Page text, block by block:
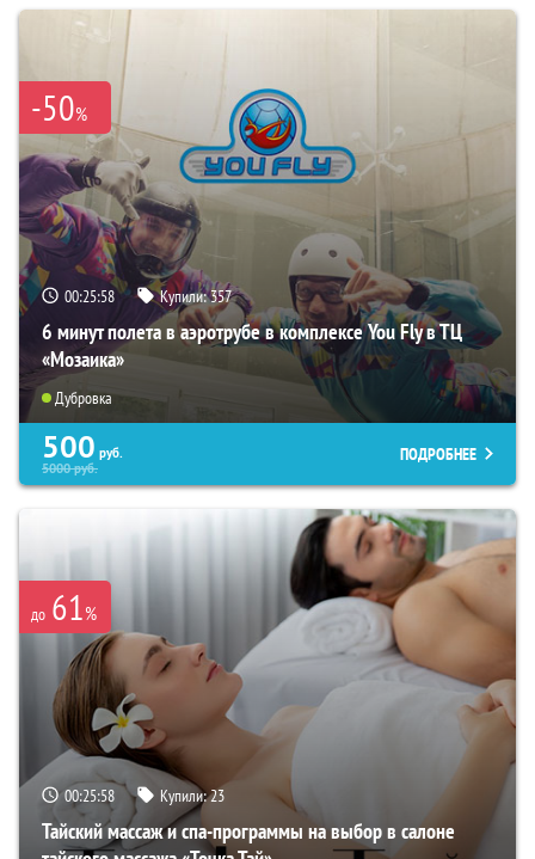
-50%
00:25:57 Купили:357
6 минут полета в аэротрубе в комплексе You Fly в ТЦ
«Мозаика»
Дубровка
500 руб.
5000руб.
ПОДРОБНЕЕ
до 61%
00:25:57 Купили:23
Тайский массаж и спа-программы на выбор в салоне